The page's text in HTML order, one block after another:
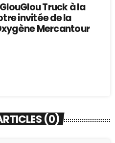
Truck à la
invitée de la
Mercantour
(0)